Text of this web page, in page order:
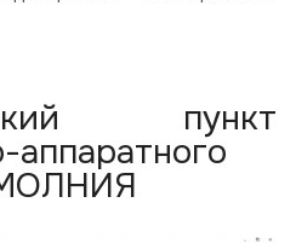
пункт